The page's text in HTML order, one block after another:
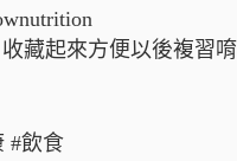
藏起來方便以後複習
#飲食